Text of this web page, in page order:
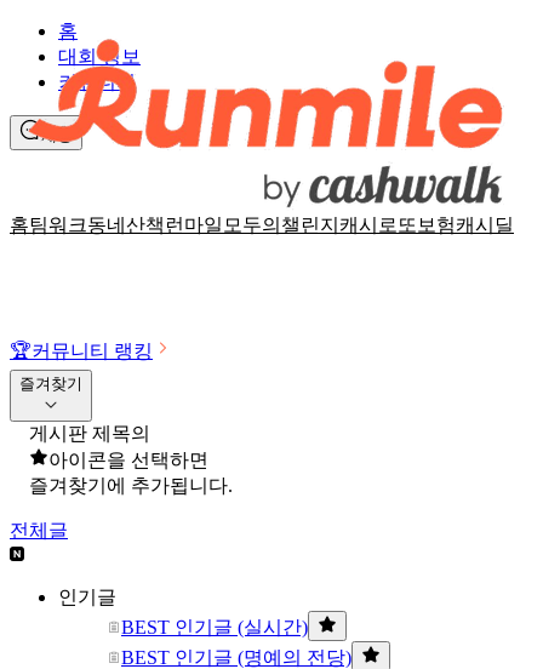
홈팀워크동네산책 런마일 모두의챌린지 캐시로또 보험캐시딜
홈
대회 정보
커뮤니티
채팅
🏆커뮤니티 랭킹
즐겨찾기
게시판 제목의
아이콘을 선택하면
즐겨찾기에 추가됩니다.
전체글
인기글
BEST 인기글 (실시간)
BEST 인기글 (명예의 전당)